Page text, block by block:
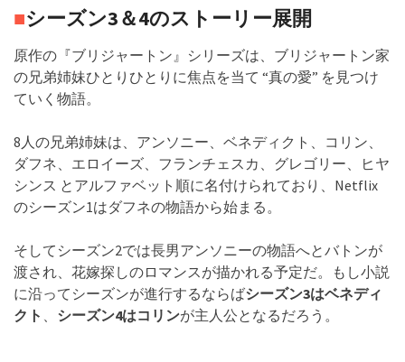
■シーズン3＆4のストーリー展開
原作の『ブリジャートン』シリーズは、ブリジャートン家
の兄弟姉妹ひとりひとりに焦点を当て “真の愛” を見つけ
ていく物語。
8人の兄弟姉妹は、アンソニー、ベネディクト、コリン、
ダフネ、エロイーズ、フランチェスカ、グレゴリー、ヒヤ
シンス とアルファベット順に名付けられており、Netflix
のシーズン1はダフネの物語から始まる。
そしてシーズン2では長男アンソニーの物語へとバトンが
渡され、花嫁探しのロマンスが描かれる予定だ。もし小説
に沿ってシーズンが進行するならばシーズン3はベネディ
クト 、 シーズン4はコリンが主人公となるだろう。